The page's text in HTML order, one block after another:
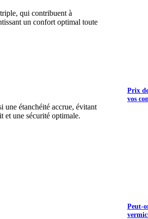
qui contribuent à
un confort optimal toute
une étanchéité accrue, évitant
et une sécurité optimale.
Prix
vos
Peut-